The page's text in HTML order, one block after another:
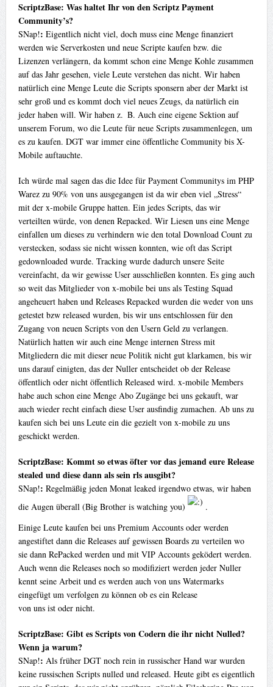
ScriptzBase: Was haltet Ihr von den Scriptz Payment
Community’s?
SNap!: Eigentlich nicht viel, doch muss eine Menge finanziert
werden wie Serverkosten und neue Scripte kaufen bzw. die
Lizenzen verlängern, da kommt schon eine Menge Kohle zusammen
auf das Jahr gesehen, viele Leute verstehen das nicht. Wir haben
natürlich eine Menge Leute die Scripts sponsern aber der Markt ist
sehr groß und es kommt doch viel neues Zeugs, da natürlich ein
jeder haben will. Wir haben z. B. Auch eine eigene Sektion auf
unserem Forum, wo die Leute für neue Scripts zusammenlegen, um
es zu kaufen. DGT war immer eine öffentliche Community bis X-
Mobile auftauchte.
Ich würde mal sagen das die Idee für Payment Communitys im PHP
Warez zu 90% von uns ausgegangen ist da wir eben viel „Stress“
mit der x-mobile Gruppe hatten. Ein jedes Scripts, das wir
verteilten würde, von denen Repacked. Wir Liesen uns eine Menge
einfallen um dieses zu verhindern wie den total Download Count zu
verstecken, sodass sie nicht wissen konnten, wie oft das Script
gedownloaded wurde. Tracking wurde dadurch unsere Seite
vereinfacht, da wir gewisse User ausschließen konnten. Es ging auch
so weit das Mitglieder von x-mobile bei uns als Testing Squad
angeheuert haben und Releases Repacked wurden die weder von uns
getestet bzw released wurden, bis wir uns entschlossen für den
Zugang von neuen Scripts von den Usern Geld zu verlangen.
Natürlich hatten wir auch eine Menge internen Stress mit
Mitgliedern die mit dieser neue Politik nicht gut klarkamen, bis wir
uns darauf einigten, das der Nuller entscheidet ob der Release
öffentlich oder nicht öffentlich Released wird. x-mobile Members
habe auch schon eine Menge Abo Zugänge bei uns gekauft, war
auch wieder recht einfach diese User ausfindig zumachen. Ab uns zu
kaufen sich bei uns Leute ein die gezielt von x-mobile zu uns
geschickt werden.
ScriptzBase: Kommt so etwas öfter vor das jemand eure Release
stealed und diese dann als sein rls ausgibt?
SNap!: Regelmäßig jeden Monat leaked irgendwo etwas, wir haben
die Augen überall (Big Brother is watching you)
.
Einige Leute kaufen bei uns Premium Accounts oder werden
angestiftet dann die Releases auf gewissen Boards zu verteilen wo
sie dann RePacked werden und mit VIP Accounts geködert werden.
Auch wenn die Releases noch so modifiziert werden jeder Nuller
kennt seine Arbeit und es werden auch von uns Watermarks
eingefügt um verfolgen zu können ob es ein Release
von uns ist oder nicht.
ScriptzBase: Gibt es Scripts von Codern die ihr nicht Nulled?
Wenn ja warum?
SNap!: Als früher DGT noch rein in russischer Hand war wurden
keine russischen Scripts nulled und released. Heute gibt es eigentlich